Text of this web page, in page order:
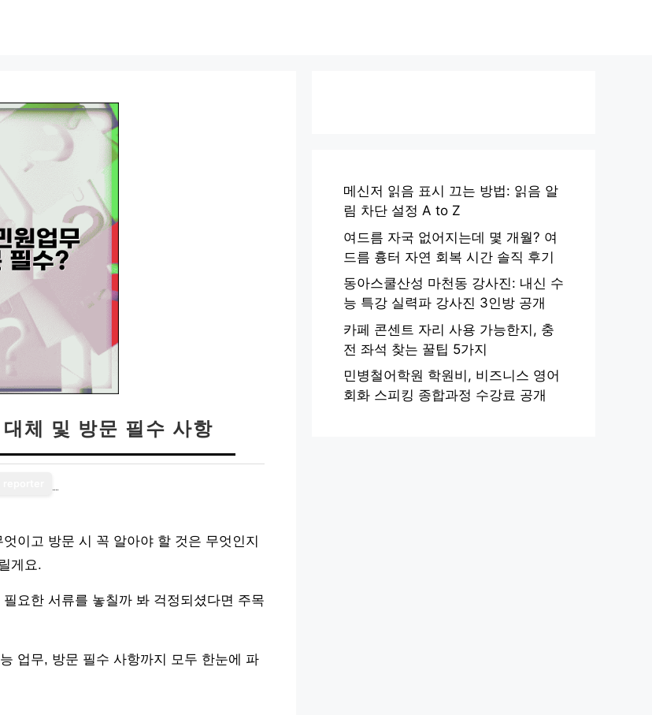
체 및 방문 필수 사항
이고 방문 시 꼭 알아야 할 것은 무엇인지
게요.
요한 서류를 놓칠까 봐 걱정되셨다면 주목
업무, 방문 필수 사항까지 모두 한눈에 파
메신저 읽음 표시 끄는 방법: 읽음 알
림 차단 설정 A to Z
여드름 자국 없어지는데 몇 개월? 여
드름 흉터 자연 회복 시간 솔직 후기
동아스쿨산성 마천동 강사진: 내신 수
능 특강 실력파 강사진 3인방 공개
카페 콘센트 자리 사용 가능한지, 충
전 좌석 찾는 꿀팁 5가지
민병철어학원 학원비, 비즈니스 영어
회화 스피킹 종합과정 수강료 공개